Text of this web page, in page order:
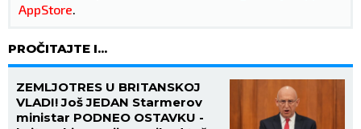
AppStore
PROČITAJTE I...
ZEMLJOTRES U BRITANSKOJ
VLADI! Još JEDAN Starmerov
ministar PODNEO OSTAVKU -